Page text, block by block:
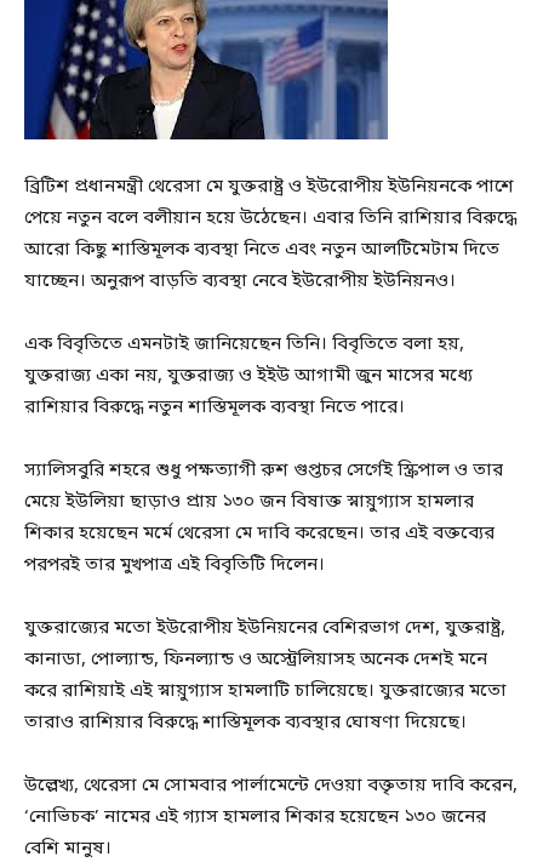
ব্রিটিশ প্রধানমন্ত্রী থেরেসা মে যুক্তরাষ্ট্র ও ইউরোপীয় ইউনিয়নকে পাশে
পেয়ে নতুন বলে বলীয়ান হয়ে উঠেছেন। এবার তিনি রাশিয়ার বিরুদ্ধে
আরো কিছু শাস্তিমূলক ব্যবস্থা নিতে এবং নতুন আলটিমেটাম দিতে
যাচ্ছেন। অনুরূপ বাড়তি ব্যবস্থা নেবে ইউরোপীয় ইউনিয়নও।
এক বিবৃতিতে এমনটাই জানিয়েছেন তিনি। বিবৃতিতে বলা হয়,
যুক্তরাজ্য একা নয়, যুক্তরাজ্য ও ইইউ আগামী জুন মাসের মধ্যে
রাশিয়ার বিরুদ্ধে নতুন শাস্তিমূলক ব্যবস্থা নিতে পারে।
স্যালিসবুরি শহরে শুধু পক্ষত্যাগী রুশ গুপ্তচর সের্গেই স্ক্রিপাল ও তার
মেয়ে ইউলিয়া ছাড়াও প্রায় ১৩০ জন বিষাক্ত স্নায়ুগ্যাস হামলার
শিকার হয়েছেন মর্মে থেরেসা মে দাবি করেছেন। তার এই বক্তব্যের
পরপরই তার মুখপাত্র এই বিবৃতিটি দিলেন।
যুক্তরাজ্যের মতো ইউরোপীয় ইউনিয়নের বেশিরভাগ দেশ, যুক্তরাষ্ট্র,
কানাডা, পোল্যান্ড, ফিনল্যান্ড ও অস্ট্রেলিয়াসহ অনেক দেশই মনে
করে রাশিয়াই এই স্নায়ুগ্যাস হামলাটি চালিয়েছে। যুক্তরাজ্যের মতো
তারাও রাশিয়ার বিরুদ্ধে শাস্তিমূলক ব্যবস্থার ঘোষণা দিয়েছে।
উল্লেখ্য, থেরেসা মে সোমবার পার্লামেন্টে দেওয়া বক্তৃতায় দাবি করেন,
‘নোভিচক’ নামের এই গ্যাস হামলার শিকার হয়েছেন ১৩০ জনের
বেশি মানুষ।